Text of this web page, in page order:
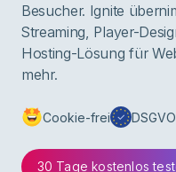
Besucher. Ignite
Streaming, Player-
Hosting-Lösung für
mehr.
Cookie-frei
30 Tage kostenlos